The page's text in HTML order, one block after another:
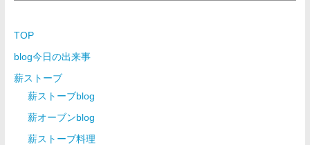
TOP
blog今日の出来事
薪ストーブ
薪ストーブblog
薪オーブンblog
薪ストーブ料理